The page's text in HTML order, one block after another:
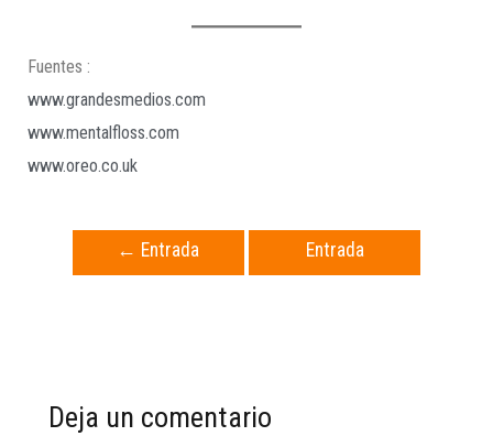
Fuentes :
www.grandesmedios.com
www.mentalfloss.com
www.oreo.co.uk
← Entrada
Entrada
Deja un comentario